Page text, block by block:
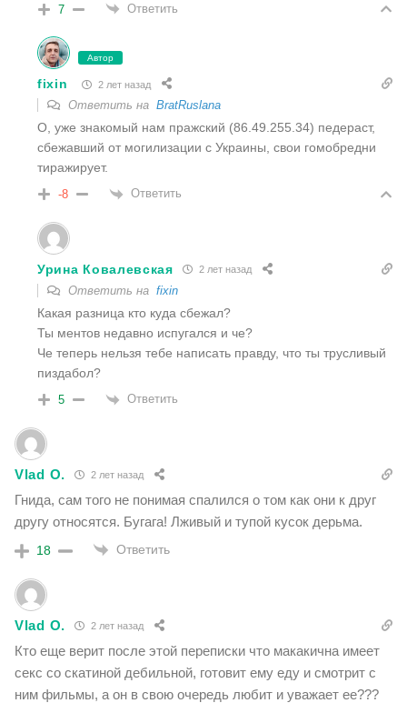
7 Ответить
Автор
fixin 2 лет назад
Ответить на BratRuslana
О, уже знакомый нам пражский (86.49.255.34) педераст,
сбежавший от могилизации с Украины, свои гомобредни
тиражирует.
-8 Ответить
Урина Ковалевская 2 лет назад
Ответить на fixin
Какая разница кто куда сбежал?
Ты ментов недавно испугался и че?
Че теперь нельзя тебе написать правду, что ты трусливый
пиздабол?
5 Ответить
Vlad O. 2 лет назад
Гнида, сам того не понимая спалился о том как они к друг
другу относятся. Бугага! Лживый и тупой кусок дерьма.
18 Ответить
Vlad O. 2 лет назад
Кто еще верит после этой переписки что макакична имеет
секс со скатиной дебильной, готовит ему еду и смотрит с
ним фильмы, а он в свою очередь любит и уважает ее???